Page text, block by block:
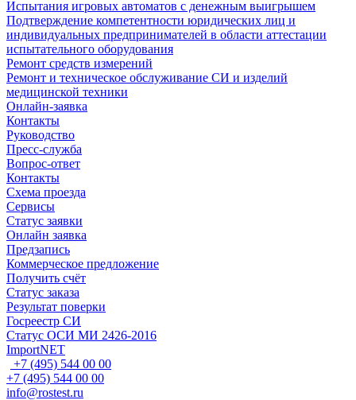
Испытания игровых автоматов с денежным выигрышем
Подтверждение компетентности юридических лиц и
индивидуальных предпринимателей в области аттестации
испытательного оборудования
Ремонт средств измерений
Ремонт и техническое обслуживание СИ и изделий
медицинской техники
Онлайн-заявка
Контакты
Руководство
Пресс-служба
Вопрос-ответ
Контакты
Схема проезда
Сервисы
Статус заявки
Онлайн заявка
Предзапись
Коммерческое предложение
Получить счёт
Статус заказа
Результат поверки
Госреестр СИ
Статус ОСИ МИ 2426-2016
ImportNET
+7 (495) 544 00 00
+7 (495) 544 00 00
info@rostest.ru